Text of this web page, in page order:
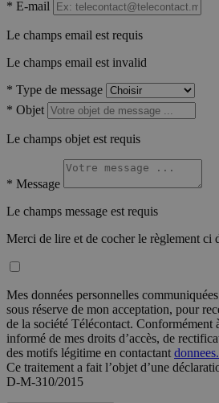
* E-mail
Le champs email est requis
Le champs email est invalid
* Type de message
* Objet
Le champs objet est requis
* Message
Le champs message est requis
Merci de lire et de cocher le règlement ci
Mes données personnelles
sous réserve de mon acceptation, pour
de la société Télécontact. Conformément
informé de mes droits d’accès, de
des motifs légitime en contactant
Ce traitement a fait l’objet d’une
D-M-310/2015